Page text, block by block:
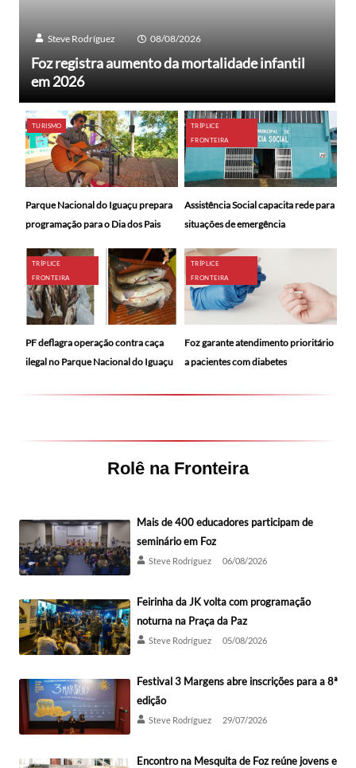
Steve Rodríguez 08/08/2026
Foz registra aumento da mortalidade infantil
em 2026
TURISMO
Parque Nacional do Iguaçu prepara
programação para o Dia dos Pais
TRÍPLICE
FRONTEIRA
Assistência Social capacita rede para
situações de emergência
TRÍPLICE
FRONTEIRA
PF deflagra operação contra caça
ilegal no Parque Nacional do Iguaçu
TRÍPLICE
FRONTEIRA
Foz garante atendimento prioritário
a pacientes com diabetes
Rolê na Fronteira
Mais de 400 educadores participam de
seminário em Foz
Steve Rodríguez 06/08/2026
Feirinha da JK volta com programação
noturna na Praça da Paz
Steve Rodríguez 05/08/2026
Festival 3 Margens abre inscrições para a 8ª
edição
Steve Rodríguez 29/07/2026
Encontro na Mesquita de Foz reúne jovens e